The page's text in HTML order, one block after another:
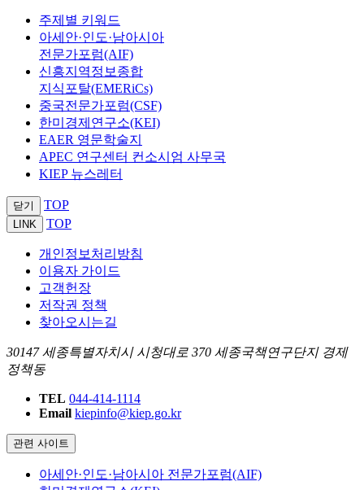
주제별 키워드
아세안·인도·남아시아
전문가포럼(AIF)
신흥지역정보종합
지식포탈(EMERiCs)
중국전문가포럼(CSF)
한미경제연구소(KEI)
EAER 영문학술지
APEC 연구센터 컨소시엄 사무국
KIEP 뉴스레터
닫기 TOP
LINK TOP
개인정보처리방침
이용자 가이드
고객헌장
저작권 정책
찾아오시는길
30147 세종특별자치시 시청대로 370 세종국책연구단지 경제
정책동
TEL 044-414-1114
Email kiepinfo@kiep.go.kr
관련 사이트
아세안·인도·남아시아 전문가포럼(AIF)